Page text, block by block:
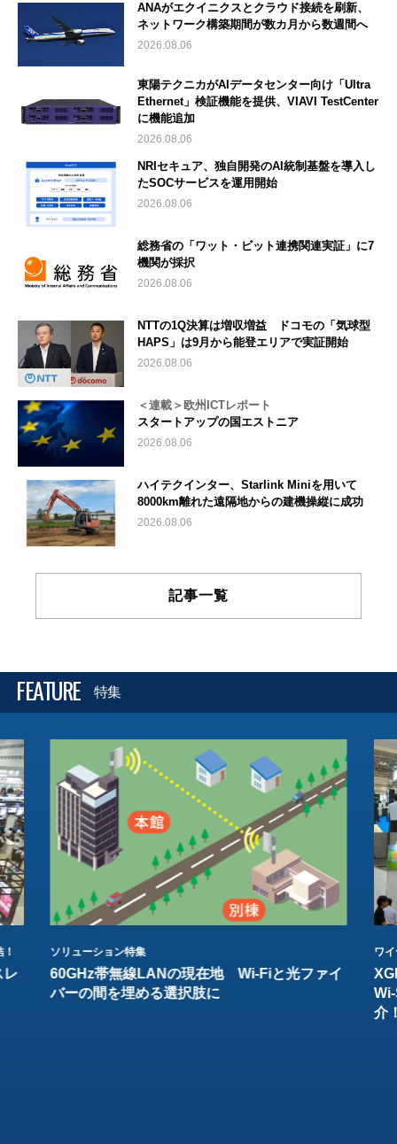
ANAがエクイニクスとクラウド接続を刷新、
ネットワーク構築期間が数カ月から数週間へ
2026.08.06
東陽テクニカがAIデータセンター向け「Ultra
Ethernet」検証機能を提供、VIAVI TestCenter
に機能追加
2026.08.06
NRIセキュア、独自開発のAI統制基盤を導入し
たSOCサービスを運用開始
2026.08.06
総務省の「ワット・ビット連携関連実証」に7
機関が採択
2026.08.06
NTTの1Q決算は増収増益 ドコモの「気球型
HAPS」は9月から能登エリアで実証開始
2026.08.06
＜連載＞欧州ICTレポート
スタートアップの国エストニア
2026.08.06
ハイテクインター、Starlink Miniを用いて
8000km離れた遠隔地からの建機操縦に成功
2026.08.06
記事一覧
FEATURE 特集
レ
ソリューション特集
60GHz帯無線LANの現在地 Wi-Fiと光ファイ
バーの間を埋める選択肢に
ワ
介